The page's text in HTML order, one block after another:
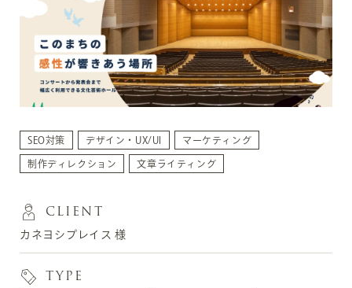
SEO対策 デザイン・UX/UI マーケティング
制作ディレクション 文章ライティング
CLIENT
カネヨシプレイス 様
TYPE